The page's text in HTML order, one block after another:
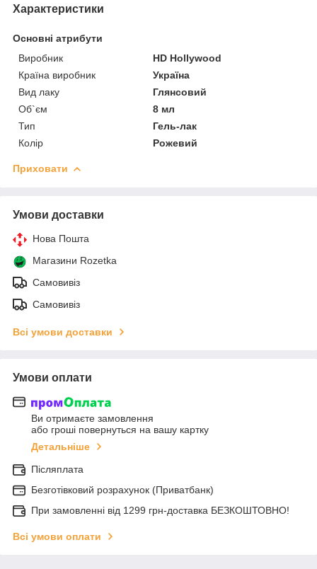
Характеристики
Основні атрибути
Виробник
HD Hollywood
Країна виробник
Україна
Вид лаку
Глянсовий
Об`єм
8 мл
Тип
Гель-лак
Колір
Рожевий
Приховати
Умови доставки
Нова Пошта
Магазини Rozetka
Самовивіз
Самовивіз
Всі умови доставки
Умови оплати
Ви отримаєте замовлення
або гроші повернуться на вашу картку
Детальніше
Післяплата
Безготівковий розрахунок (Приватбанк)
При замовленні від 1299 грн-доставка БЕЗКОШТОВНО!
Всі умови оплати